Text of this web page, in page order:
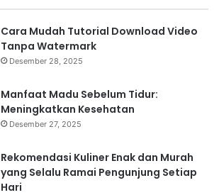
Cara Mudah Tutorial Download Video
Tanpa Watermark
Desember 28, 2025
Manfaat Madu Sebelum Tidur:
Meningkatkan Kesehatan
Desember 27, 2025
Rekomendasi Kuliner Enak dan Murah
yang Selalu Ramai Pengunjung Setiap
Hari